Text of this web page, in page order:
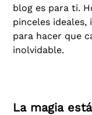
blog es para ti.
pinceles ideales,
para hacer que
inolvidable.
La magia